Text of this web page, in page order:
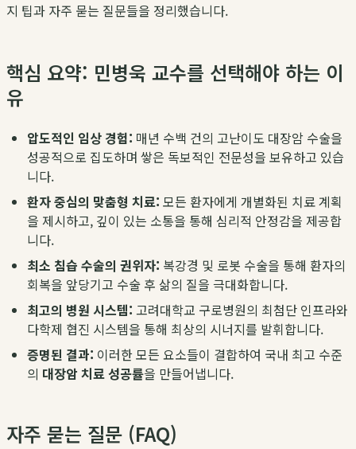
지 팁과 자주 묻는 질문들을 정리했습니다.
핵심 요약: 민병욱 교수를 선택해야 하는 이
유
압도적인 임상 경험: 매년 수백 건의 고난이도 대장암 수술을
성공적으로 집도하며 쌓은 독보적인 전문성을 보유하고 있습
니다.
환자 중심의 맞춤형 치료: 모든 환자에게 개별화된 치료 계획
을 제시하고, 깊이 있는 소통을 통해 심리적 안정감을 제공합
니다.
최소 침습 수술의 권위자: 복강경 및 로봇 수술을 통해 환자의
회복을 앞당기고 수술 후 삶의 질을 극대화합니다.
최고의 병원 시스템: 고려대학교 구로병원의 최첨단 인프라와
다학제 협진 시스템을 통해 최상의 시너지를 발휘합니다.
증명된 결과: 이러한 모든 요소들이 결합하여 국내 최고 수준
의 대장암 치료 성공률을 만들어냅니다.
자주 묻는 질문 (FAQ)